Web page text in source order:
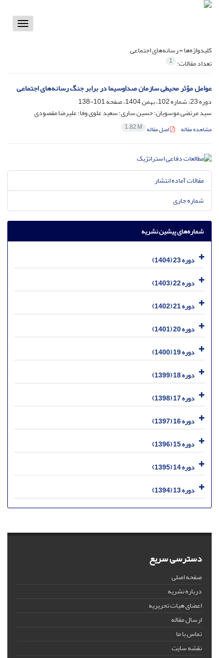
Toggle
کلیدواژه‌ها =رسانه‌های اجتماعی
تعداد مقالات: 1
عوامل مؤثر محیطی سازمان صداوسیما در برابر جنگ رسانه‌های اجتماعی
دوره 23، شماره 102، بهمن 1404، صفحه
101-138
سید مرتضی موسویان؛ حسین ساری؛ سعید علوی وفا؛ علیرضا مقصودی
مشاهده مقاله اصل مقاله 1.82 M
مقالات آماده انتشار
شماره جاری
شماره‌های پیشین نشریه
دوره 23 (1404)
دوره 22 (1403)
دوره 21 (1402)
دوره 20 (1401)
دوره 19 (1400)
دوره 18 (1399)
دوره 17 (1398)
دوره 16 (1397)
دوره 15 (1396)
دوره 14 (1395)
دوره 13 (1394)
دسترسی سریع
صفحه اصلی
درباره نشریه
اعضای هیات تحریریه
ارسال مقاله
تماس با ما
نقشه سایت